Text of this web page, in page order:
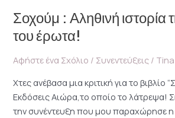
Σοχούμ : Αληθινή ιστορία
του έρωτα!
Αφήστε ένα Σχόλιο / Συνεντεύξεις /
Χτες ανέβασα μια κριτική για το βιβλίο
Εκδόσεις Αιώρα,το οποίο το λάτρεψα!
την συνέντευξη που μου παραχώρησε η